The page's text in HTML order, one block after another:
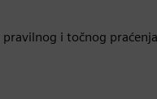
i točnog